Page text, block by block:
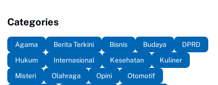
Categories
Agama Berita Terkini Bisnis Budaya
DPRD
Hukum
Internasional Kesehatan
Kuliner
Misteri
Olahraga Opini
Otomotif